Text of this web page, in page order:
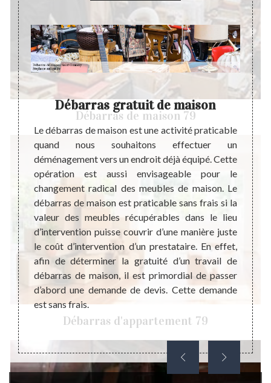
Débarras de maison 79
Débarras d'appartement 79
une
la
la
et le
rats
le
un
et
Débarras gratuit de maison
Le débarras de maison est une activité praticable
quand nous souhaitons effectuer un
déménagement vers un endroit déjà équipé. Cette
opération est aussi envisageable pour le
changement radical des meubles de maison. Le
débarras de maison est praticable sans frais si la
valeur des meubles récupérables dans le lieu
d’intervention puisse couvrir d’une manière juste
le coût d’intervention d’un prestataire. En effet,
afin de déterminer la gratuité d’un travail de
débarras de maison, il est primordial de passer
d’abord une demande de devis. Cette demande
est sans frais.
bien
Cela
tous
au
que